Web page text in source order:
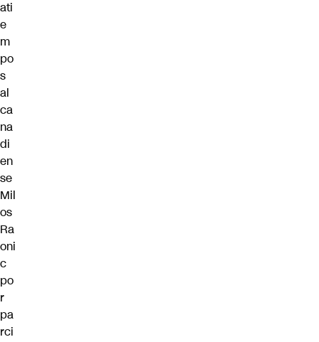
ati
e
m
po
s
al
ca
na
di
en
se
Mil
os
Ra
oni
c
po
r
pa
rci